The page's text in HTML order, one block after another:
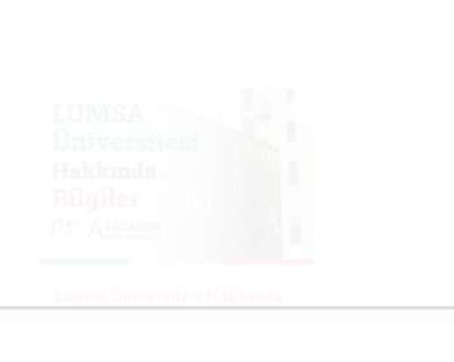
Üniversitesi Hakkında